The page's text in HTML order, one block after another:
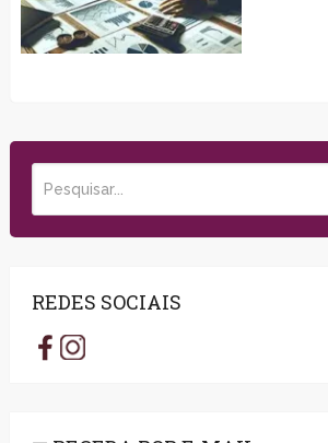
REDES SOCIAIS